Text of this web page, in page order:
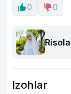
0 0
Izohlar